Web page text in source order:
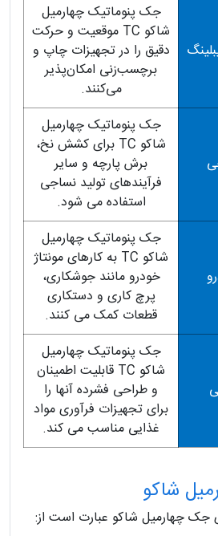
جک پنوماتیک چهارمیل
شاکو TC موقعیت و حرکت
دقیق را در تجهیزات چاپ و
برچسب‌زنی امکان‌پذیر
می‌کنند.
جک پنوماتیک چهارمیل
شاکو TC برای کشش نخ،
برش پارچه و سایر
فرآیندهای تولید نساجی
استفاده می شود.
جک پنوماتیک چهارمیل
شاکو TC به کارهای مونتاژ
خودرو مانند جوشکاری،
پرچ کاری و دستکاری
قطعات کمک می کنند.
جک پنوماتیک چهارمیل
شاکو TC قابلیت اطمینان
و طراحی فشرده آنها را
برای تجهیزات فرآوری مواد
غذایی مناسب می کند.
شاکو
جک چهارمیل شاکو عبارت است از: